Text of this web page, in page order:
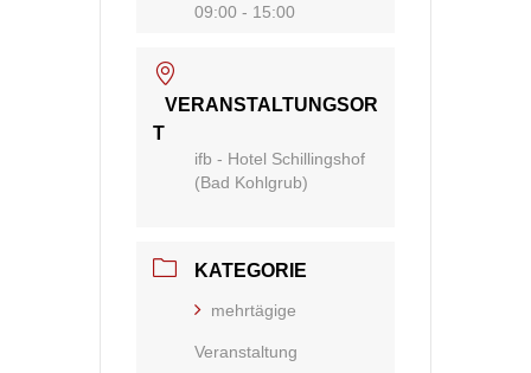
09:00 - 15:00
VERANSTALTUNGSOR
T
ifb - Hotel Schillingshof
(Bad Kohlgrub)
KATEGORIE
mehrtägige
Veranstaltung